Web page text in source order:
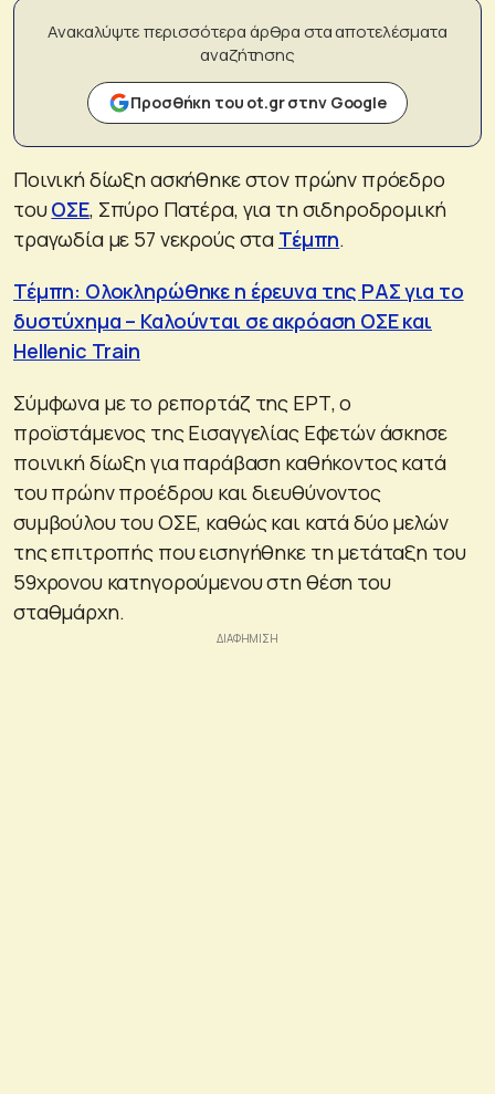
Ανακαλύψτε περισσότερα άρθρα στα αποτελέσματα
αναζήτησης
Προσθήκη του ot.gr στην Google
Ποινική δίωξη ασκήθηκε στον πρώην πρόεδρο
τουΟΣΕ, Σπύρο Πατέρα, για τη σιδηροδρομική
τραγωδία με 57 νεκρούς στα Τέμπη.
Τέμπη: Ολοκληρώθηκε η έρευνα της ΡΑΣ για το
δυστύχημα – Καλούνται σε ακρόαση ΟΣΕ και
Hellenic Train
Σύμφωνα με το ρεπορτάζ της ΕΡΤ, ο
προϊστάμενος της Εισαγγελίας Εφετών άσκησε
ποινική δίωξη για παράβαση καθήκοντος κατά
του πρώην προέδρου και διευθύνοντος
συμβούλου του ΟΣΕ, καθώς και κατά δύο μελών
της επιτροπής που εισηγήθηκε τη μετάταξη του
59χρονου κατηγορούμενου στη θέση του
σταθμάρχη.